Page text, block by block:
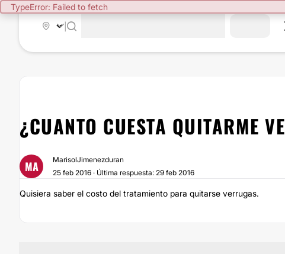
TypeError: Failed to fetch
¿CUANTO CUESTA QUITARME
MA
MarisolJimenezduran
25 feb 2016 · Última respuesta: 29 feb 2016
Quisiera saber el costo del tratamiento para quitarse verrugas.